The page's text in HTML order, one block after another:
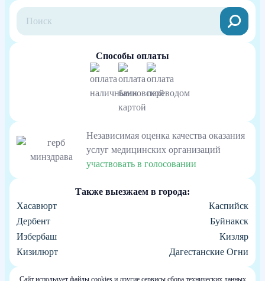
Способы оплаты
Независимая оценка качества оказания
услуг медицинских организаций
участвовать в голосовании
Также выезжаем в города:
Хасавюрт
Каспийск
Дербент
Буйнакск
Избербаш
Кизляр
Кизилюрт
Дагестанские Огни
Сайт использует файлы cookies и другие сервисы сбора технических данных